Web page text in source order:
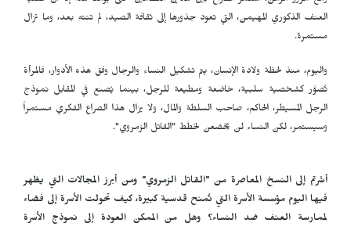
العنف الذكوري المهيمن، التي تعود جذورها إلى ثقافة الصيد، لم تنتهِ بعد، وما تزال
مستمرة.
واليوم، منذ لحظة ولادة الإنسان، يتم تشكيل النساء والرجال وفق هذه الأدوار، فالمرأة
تُصوَّر كشخصية سلبية، خاضعة ومطيعة للرجل، بينما يُصنع في المقابل نموذج
الرجل المسيطر، الحاكم، صاحب السلطة والمال، ولا يزال هذا الصراع الفكري مستمراً
وسيستمر، لكن النساء لن يخضعن لخطط "القاتل الزمروي".
أشرتم إلى النسخ المعاصرة من "القاتل الزمروي" ومن أبرز المجالات التي يظهر
فيها اليوم مؤسسة الأسرة التي تُمنح قدسية كبيرة، كيف تحولت الأسرة إلى فضاء
لممارسة العنف ضد النساء؟ وهل من الممكن العودة إلى نموذج الأسرة